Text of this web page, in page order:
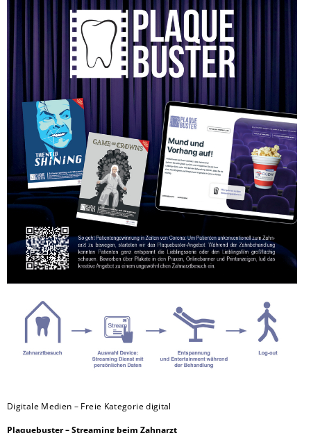
Digitale Medien – Freie Kategorie digital
Plaquebuster – Streaming beim Zahnarzt